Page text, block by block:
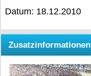
Datum: 18.12.2010
Zusatzinformationen